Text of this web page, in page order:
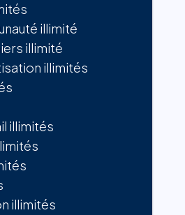
illimité
illimité
illimités
illimités
illimités